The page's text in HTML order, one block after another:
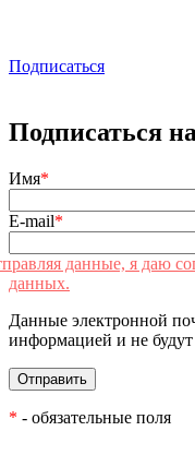
Подписаться
Подписаться
Имя*
E-mail*
данные, я даю
данных.
Данные электронной
информацией и не
* - обязательные поля